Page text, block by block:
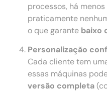
processos, há
praticamente
o que garante baixo
Personalização
Cada cliente tem
essas máquinas
versão completa